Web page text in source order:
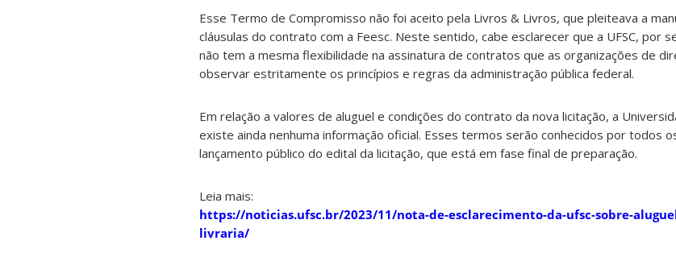
Esse Termo de Compromisso não foi aceito pela Livros & Livros, que pleiteava a
cláusulas do contrato com a Feesc. Neste sentido, cabe esclarecer que a UFSC, por
não tem a mesma flexibilidade na assinatura de contratos que as organizações de
observar estritamente os princípios e regras da administração pública federal.
Em relação a valores de aluguel e condições do contrato da nova licitação, a
existe ainda nenhuma informação oficial. Esses termos serão conhecidos por todos
lançamento público do edital da licitação, que está em fase final de preparação.
Leia mais:
https://noticias.ufsc.br/2023/11/nota-de-esclarecimento-da-ufsc-sobre-
livraria/